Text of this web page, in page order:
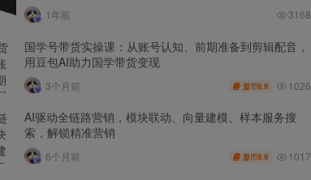
1年前 3168
国学号带货实操课：从账号认知、前期准备到剪辑配音，
用豆包AI助力国学带货变现
3个月前 盟币9.9 1026
AI驱动全链路营销，模块联动、向量建模、样本服务搜
索，解锁精准营销
6个月前 盟币9.9 1017